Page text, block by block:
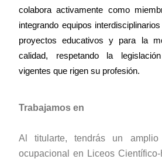
colabora activamente como
integrando equipos
proyectos educativos y para la
calidad, respetando la
vigentes que rigen su profesión.
Trabajamos en
Al titularte, tendrás un
ocupacional en Liceos